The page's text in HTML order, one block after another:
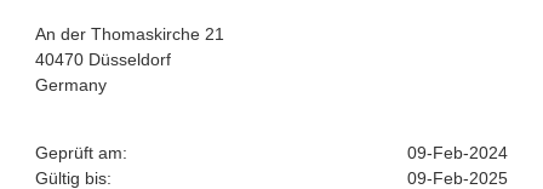
An der Thomaskirche 21
40470 Düsseldorf
Germany
Geprüft am:
09-Feb-2024
Gültig bis:
09-Feb-2025